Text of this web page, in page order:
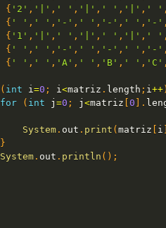
{ '2' , '|' , ' ' , '|' , ' ' , '|' , ' ' ,
{ ' ' , ' ' , '-' , ' ' , '-' , ' ' , '-' ,
{ '1' , '|' , ' ' , '|' , ' ' , '|' , ' ' ,
{ ' ' , ' ' , '-' , ' ' , '-' , ' ' , '-' ,
{ ' ' , ' ' , 'A' , ' ' , 'B' , ' ' , 'C' ,
( int i=0 ; i<matriz . length ; i++ )
for
( int j =0 ; j <matriz 0 .
System . out . print ( matriz i
}
System . out . println ( ) ;